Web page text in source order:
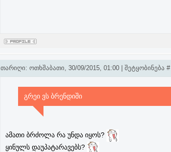
თარიღი: ოთხშაბათი, 30/09/2015, 01:00 | შეტყობინება #
გრეი ვს ბრენდიში
ამათი ბრძოლა რა უნდა იყოს?
ყინულს დაუპატარავებს?